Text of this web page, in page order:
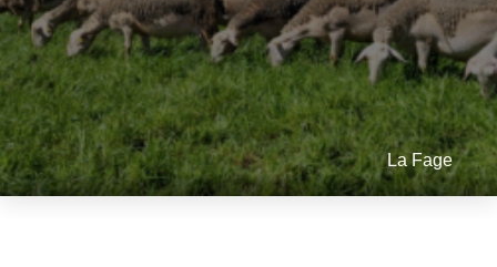
La Fage